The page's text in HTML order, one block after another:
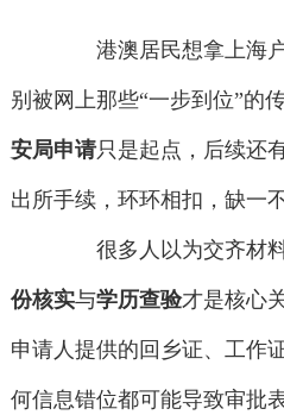
港澳居民想拿上海户
别被网上那些“一步到位”的
安局申请只是起点，后续还
出所手续，环环相扣，缺一不
很多人以为交齐材料
份核实与学历查验才是核心
申请人提供的回乡证、工作
何信息错位都可能导致审批